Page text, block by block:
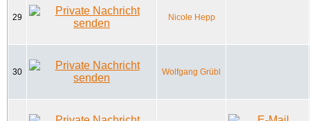
29 Nicole Hepp
30 Wolfgang Grübl